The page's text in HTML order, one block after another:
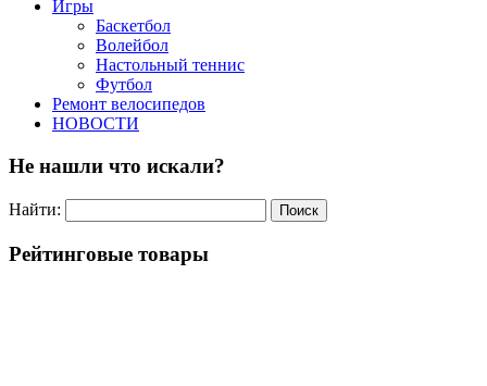
Игры
Баскетбол
Волейбол
Настольный теннис
Футбол
Ремонт велосипедов
НОВОСТИ
Не нашли что искали?
Найти:
Рейтинговые товары